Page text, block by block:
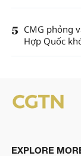
5 CMG phỏng
Hợp Quốc
EXPLORE